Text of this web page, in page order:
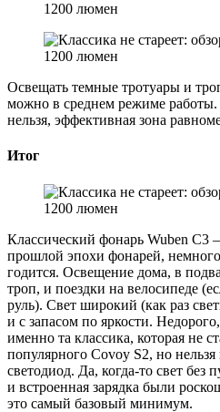
Освещать темные тротуары и
можно в среднем режиме работы.
нельзя, эффективная зона
Итог
Классический фонарь Wuben
прошлой эпохи фонарей,
годится. Освещение дома, в
троп, и поездки на велосипеде
руль). Свет широкий (как раз
и с запасом по яркости.
именно та классика, которая не
популярного Covoy S2, но
светодиод. Да, когда-то свет без
и встроенная зарядка были
это самый базовый минимум.